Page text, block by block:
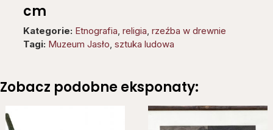
cm
Kategorie: Etnografia religia rzeźba w drewnie
Tagi: Muzeum Jasło sztuka ludowa
Zobacz podobne eksponaty: